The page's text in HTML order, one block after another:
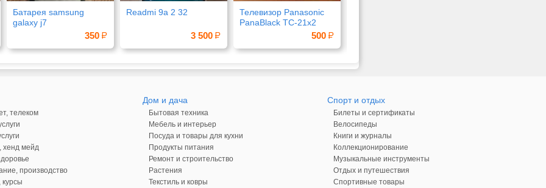
Батарея samsung
galaxy j7
350
Readmi 9a 2 32
3 500
Телевизор Panasonic
PanaBlack TC-21x2
500
телеком
хенд мейд
производство
Дом и дача
Бытовая техника
Мебель и интерьер
Посуда и товары для кухни
Продукты питания
Ремонт и строительство
Растения
Текстиль и ковры
Спорт и отдых
Билеты и сертификаты
Велосипеды
Книги и журналы
Коллекционирование
Музыкальные инструменты
Отдых и путешествия
Спортивные товары